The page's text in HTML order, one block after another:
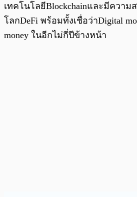
เทคโนโลยีBlockchainและมีควา
โลกDeFi พร้อมทั้งเชื่อว่าDigital
money ในอีกไม่กี่ปีข้างหน้า